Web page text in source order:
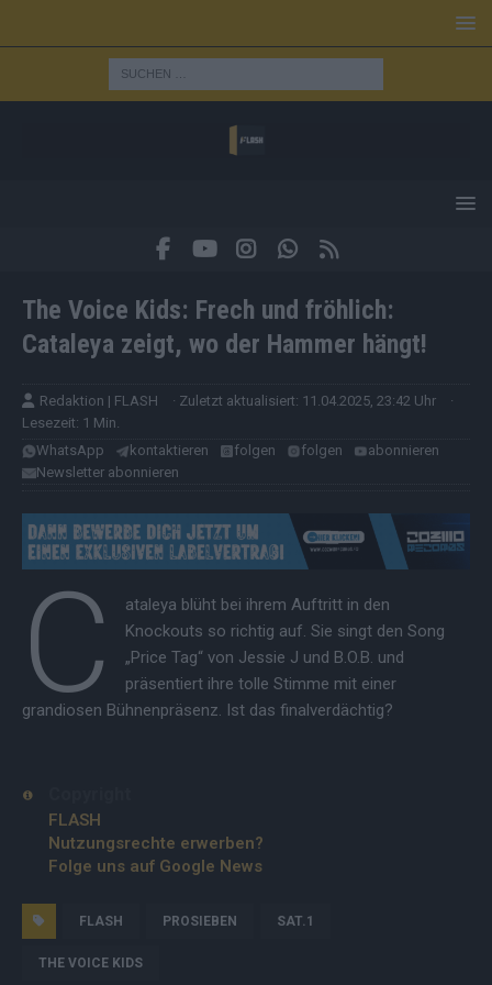
The Voice Kids: Frech und fröhlich:
Cataleya zeigt, wo der Hammer hängt!
Redaktion | FLASH · Zuletzt aktualisiert: 11.04.2025, 23:42 Uhr
·
Lesezeit: 1 Min.
WhatsApp
kontaktieren folgen folgen
abonnieren
Newsletter abonnieren
C
ataleya blüht bei ihrem Auftritt in den
Knockouts so richtig auf. Sie singt den Song
„Price Tag“ von Jessie J und B.O.B. und
präsentiert ihre tolle Stimme mit einer
grandiosen Bühnenpräsenz. Ist das finalverdächtig?
FLASH
Nutzungsrechte erwerben?
Folge uns auf Google News
FLASH PROSIEBEN SAT.1
THE VOICE KIDS